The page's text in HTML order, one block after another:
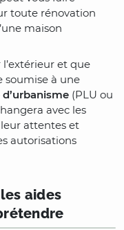
toute rénovation
maison
et que
soumise à une
(PLU ou
avec les
attentes et
autorisations
aides